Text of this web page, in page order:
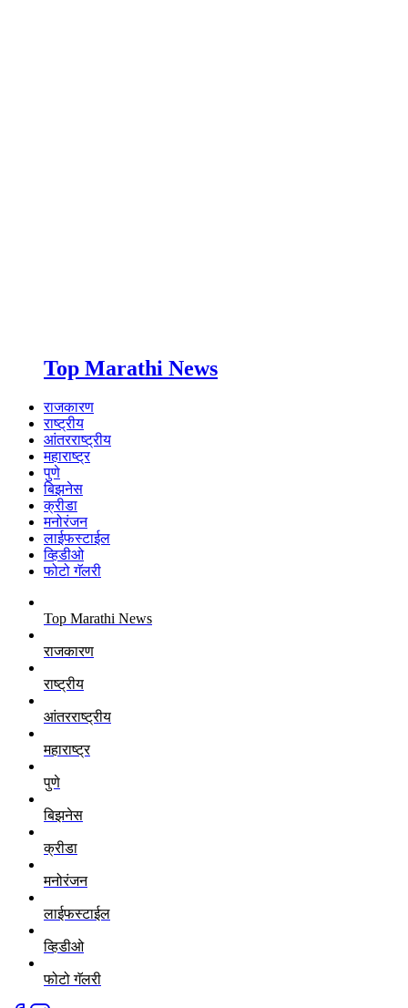
Top Marathi News
राजकारण
राष्ट्रीय
आंतरराष्ट्रीय
महाराष्ट्र
पुणे
बिझनेस
क्रीडा
मनोरंजन
लाईफस्टाईल
व्हिडीओ
फोटो गॅलरी
Top Marathi News
राजकारण
राष्ट्रीय
आंतरराष्ट्रीय
महाराष्ट्र
पुणे
बिझनेस
क्रीडा
मनोरंजन
लाईफस्टाईल
व्हिडीओ
फोटो गॅलरी